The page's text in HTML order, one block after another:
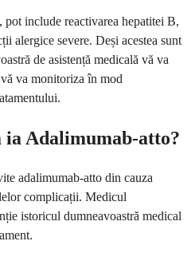
pot include reactivarea hepatitei B,
alergice severe. Deși acestea sunt
de asistență medicală vă va
va monitoriza în mod
ia Adalimumab-atto?
adalimumab-atto din cauza
complicații. Medicul
istoricul dumneavoastră medical